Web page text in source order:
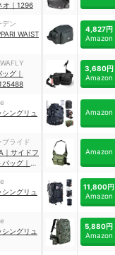
オ ｜ 1296
デン
WAIST
4,827円
Amazon
ッグ ｜
3,680円
Amazon
シングリュ
Amazon
ブライド
｜ サイドフ
バッグ ｜
Amazon
シングリュ
11,800円
Amazon
シングリュ
5,880円
Amazon